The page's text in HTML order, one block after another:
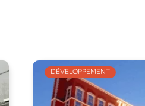
DÉVELOPPEMENT